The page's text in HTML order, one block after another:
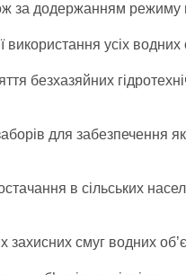
за додержанням режиму
усіх водних
безхазяйних
для забезпечення
в сільських
смуг водних